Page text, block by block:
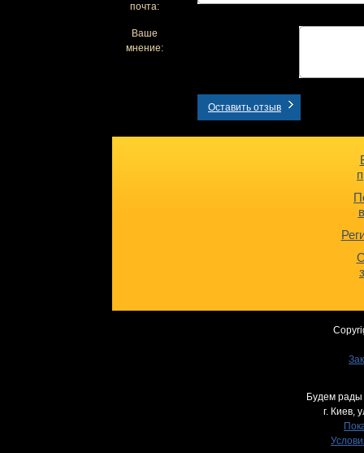
почта:
Ваше
мнение:
Оставить отзыв
Будем рады
г. Киев,